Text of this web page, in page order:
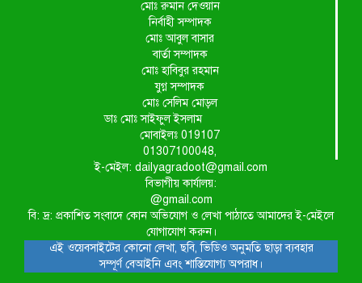
মোঃ রুমান দেওয়ান
নির্বাহী সম্পাদক
মোঃ আবুল বাসার
বার্তা সম্পাদক
মোঃ হাবিবুর রহমান
যুগ্ন সম্পাদক
মোঃ সেলিম মোড়ল
ডাঃ মোঃ সাইফুল ইসলাম
মোবাইলঃ 019107
01307100048,
ই-মেইল: dailyagradoot@gmail.com
বিভাগীয় কার্যালয়:
@gmail.com
বি: দ্র: প্রকাশিত সংবাদে কোন অভিযোগ ও লেখা পাঠাতে আমাদের ই-মেইলে
যোগাযোগ করুন।
এই ওয়েবসাইটের কোনো লেখা, ছবি, ভিডিও অনুমতি ছাড়া ব্যবহার
সম্পূর্ণ বেআইনি এবং শাস্তিযোগ্য অপরাধ।